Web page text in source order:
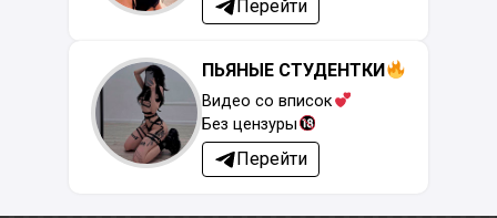
Перейти
ПЬЯНЫЕ СТУДЕНТКИ
Видео со вписок
Без цензуры
Перейти